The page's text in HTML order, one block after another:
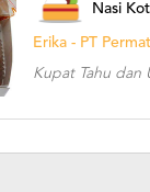
Nasi
Erika - PT
Kupat Tahu dan